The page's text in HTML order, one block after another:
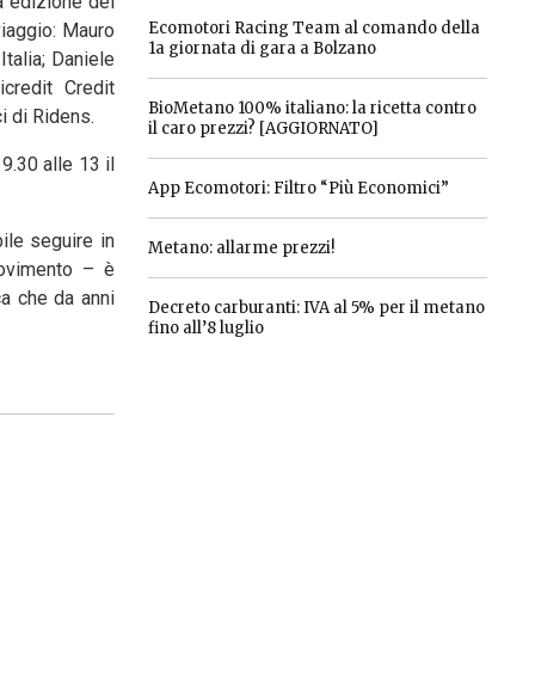
Mauro
Daniele
Credit
di Ridens.
alle 13 il
seguire in
– è
che da anni
Ecomotori Racing Team al comando della
1a giornata di gara a Bolzano
BioMetano 100% italiano: la ricetta contro
il caro prezzi? [AGGIORNATO]
App Ecomotori: Filtro “Più Economici”
Metano: allarme prezzi!
Decreto carburanti: IVA al 5% per il metano
fino all’8 luglio